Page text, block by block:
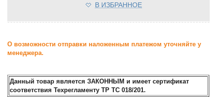
В ИЗБРАННОЕ
О возможности отправки наложенным платежом уточняйте у
менеджера.
Данный товар является ЗАКОННЫМ и имеет сертификат
соответствия Техрегламенту ТР ТС 018/201.